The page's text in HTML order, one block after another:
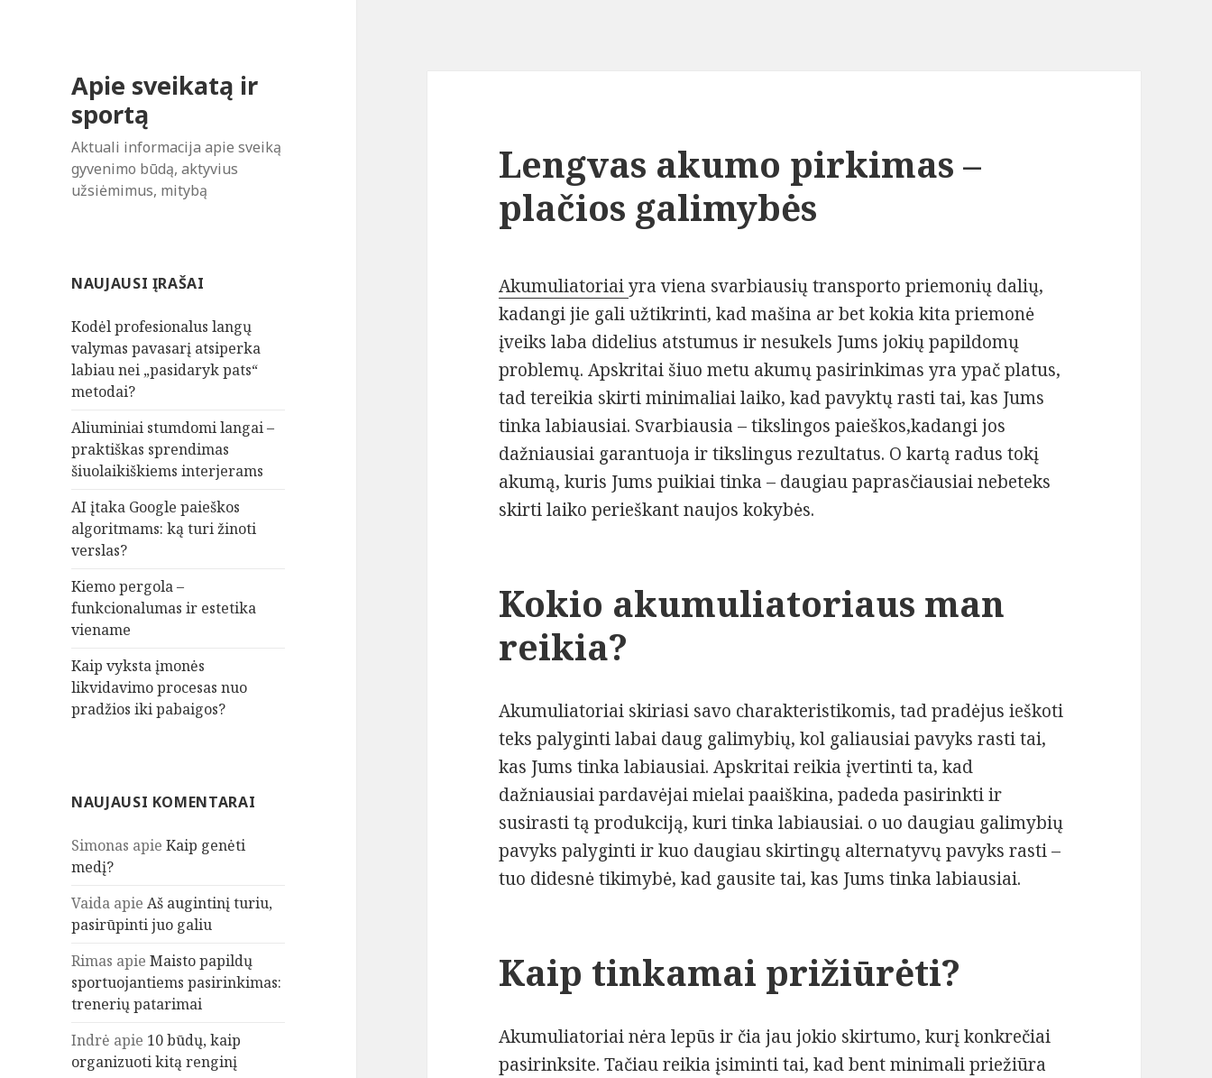
Apie sveikatą ir
sportą
Aktuali informacija apie sveiką
gyvenimo būdą, aktyvius
užsiėmimus, mitybą
NAUJAUSI ĮRAŠAI
Kodėl profesionalus langų
valymas pavasarį atsiperka
labiau nei „pasidaryk pats“
metodai?
Aliuminiai stumdomi langai –
praktiškas sprendimas
šiuolaikiškiems interjerams
AI įtaka Google paieškos
algoritmams: ką turi žinoti
verslas?
Kiemo pergola –
funkcionalumas ir estetika
viename
Kaip vyksta įmonės
likvidavimo procesas nuo
pradžios iki pabaigos?
NAUJAUSI KOMENTARAI
Simonas apieKaip genėti
medį?
Vaida apieAš augintinį turiu,
pasirūpinti juo galiu
Rimas apieMaisto papildų
sportuojantiems pasirinkimas:
trenerių patarimai
Indrė apie 10 būdų, kaip
organizuoti kitą renginį
Lengvas akumo pirkimas –
plačios galimybės
Akumuliatoriaiyra viena svarbiausių transporto priemonių dalių,
kadangi jie gali užtikrinti, kad mašina ar bet kokia kita priemonė
įveiks laba didelius atstumus ir nesukels Jums jokių papildomų
problemų. Apskritai šiuo metu akumų pasirinkimas yra ypač platus,
tad tereikia skirti minimaliai laiko, kad pavyktų rasti tai, kas Jums
tinka labiausiai. Svarbiausia – tikslingos paieškos,kadangi jos
dažniausiai garantuoja ir tikslingus rezultatus. O kartą radus tokį
akumą, kuris Jums puikiai tinka – daugiau paprasčiausiai nebeteks
skirti laiko perieškant naujos kokybės.
Kokio akumuliatoriaus man
reikia?
Akumuliatoriai skiriasi savo charakteristikomis, tad pradėjus ieškoti
teks palyginti labai daug galimybių, kol galiausiai pavyks rasti tai,
kas Jums tinka labiausiai. Apskritai reikia įvertinti ta, kad
dažniausiai pardavėjai mielai paaiškina, padeda pasirinkti ir
susirasti tą produkciją, kuri tinka labiausiai. o uo daugiau galimybių
pavyks palyginti ir kuo daugiau skirtingų alternatyvų pavyks rasti –
tuo didesnė tikimybė, kad gausite tai, kas Jums tinka labiausiai.
Kaip tinkamai prižiūrėti?
Akumuliatoriai nėra lepūs ir čia jau jokio skirtumo, kurį konkrečiai
pasirinksite. Tačiau reikia įsiminti tai, kad bent minimali priežiūra